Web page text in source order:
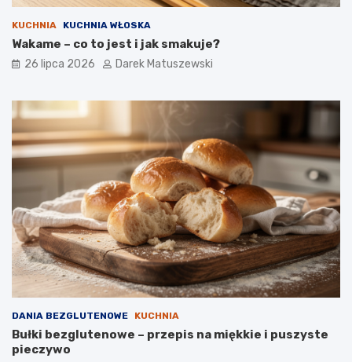
KUCHNIA KUCHNIA WŁOSKA
Wakame – co to jest i jak smakuje?
26 lipca 2026 Darek Matuszewski
DANIA BEZGLUTENOWE KUCHNIA
Bułki bezglutenowe – przepis na miękkie i puszyste
pieczywo